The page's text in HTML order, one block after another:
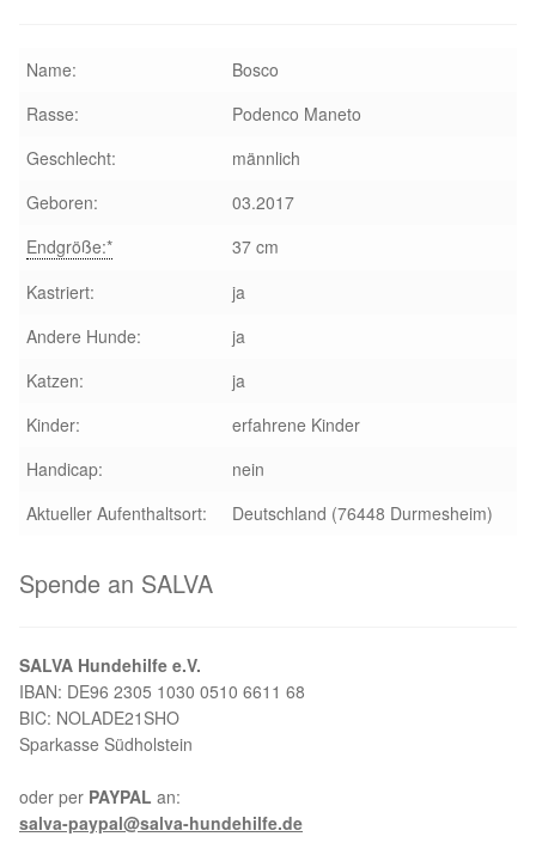
Unsere Partnertierheime
Partnertierheim La Linea in Spanien
Aktion „Hilfe La Linea“
Updates „Hilfe La Linea“
Partnertierheim in Polen
Name:
Bosco
Rasse:
Podenco Maneto
Geschlecht:
männlich
Geboren:
03.2017
Endgröße:*
37 cm
Kastriert:
ja
Andere Hunde:
ja
Katzen:
ja
Kinder:
erfahrene Kinder
Handicap:
nein
Aktueller Aufenthaltsort:
Deutschland (76448 Durmesheim)
Spende an SALVA
SALVA Hundehilfe e.V.
IBAN: DE96 2305 1030 0510 6611 68
BIC: NOLADE21SHO
Sparkasse Südholstein
oder per PAYPAL an:
salva-paypal@salva-hundehilfe.de